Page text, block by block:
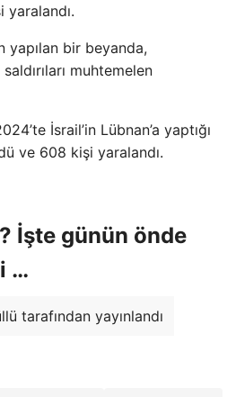
yaralandı.
yapılan bir beyanda,
muhtemelen
İsrail’in Lübnan’a yaptığı
ve 608 kişi yaralandı.
İşte günün önde
…
tarafından yayınlandı